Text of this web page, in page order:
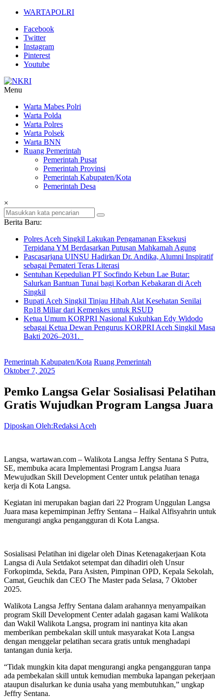
Lompat
konten
WARTAPOLRI
Facebook
Twitter
Instagram
Pinterest
Youtube
Jurnalisme
Positif
Menu
Warta Mabes Polri
Warta Polda
Warta Polres
Warta Polsek
Warta BNN
Ruang Pemerintah
Pemerintah Pusat
Pemerintah Provinsi
Pemerintah Kabupaten/Kota
Pemerintah Desa
×
Berita Baru:
Polres Aceh Singkil Lakukan Pengamanan Eksekusi
Terpidana YM Berdasarkan Putusan Mahkamah Agung
Pascasarjana UINSU Hadirkan Dr. Andika, Alumni Inspiratif
sebagai Pemateri Teras Literasi
Sentuhan Kepedulian PT Socfindo Kebun Lae Butar:
Salurkan Bantuan Tunai bagi Korban Kebakaran di Aceh
Singkil
Bupati Aceh Singkil Tinjau Hibah Alat Kesehatan Senilai
Rp18 Miliar dari Kemenkes untuk RSUD
Ketua Umum KORPRI Nasional Kukuhkan Edy Widodo
sebagai Ketua Dewan Pengurus KORPRI Aceh Singkil Masa
Bakti 2026–2031.
Pemerintah Kabupaten/Kota Ruang Pemerintah
Oktober 7, 2025
Pemko Langsa Gelar Sosialisasi Pelatihan
Gratis Wujudkan Program Langsa Juara
Diposkan Oleh:Redaksi Aceh
Langsa, wartawan.com – Walikota Langsa Jeffry Sentana S Putra,
SE, membuka acara Implementasi Program Langsa Juara
Mewujudkan Skill Development Center untuk pelatihan tenaga
kerja di Kota Langsa.
Kegiatan ini merupakan bagian dari 22 Program Unggulan Langsa
Juara masa kepemimpinan Jeffry Sentana – Haikal Alfisyahrin untuk
mengurangi angka pengangguran di Kota Langsa.
Sosialisasi Pelatihan ini digelar oleh Dinas Ketenagakerjaan Kota
Langsa di Aula Setdakot setempat dan dihadiri oleh Unsur
Forkopimda, Sekda, Para Asisten, Pimpinan OPD, Kepala Sekolah,
Camat, Geuchik dan CEO The Master pada Selasa, 7 Oktober
2025.
Walikota Langsa Jeffry Sentana dalam arahannya menyampaikan
program Skill Development Center adalah gagasan kami Walikota
dan Wakil Walikota Langsa, program ini nantinya kita akan
memberikan pembekalan skill untuk masyarakat Kota Langsa
dengan menggelar pelatihan secara gratis untuk menghadapi
tantangan dunia kerja.
“Tidak mungkin kita dapat mengurangi angka pengangguran tanpa
ada pembekalan skill untuk kemudian membuka lapangan pekerjaan
ataupun disalurkan ke dunia usaha yang membutuhkan,” ungkap
Jeffry Sentana.